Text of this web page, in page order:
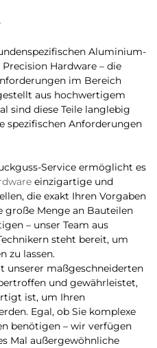
Aluminium-
Hardware – die
im Bereich
aus hochwertigem
sind diese Teile langlebig
spezifischen Anforderungen
Service ermöglicht es
einzigartige und
die exakt Ihren Vorgaben
große Menge an Bauteilen
– unser Team aus
steht bereit, um
zu lassen.
unserer maßgeschneiderten
und gewährleistet,
ist, um Ihren
Egal, ob Sie komplexe
benötigen – wir verfügen
Mal außergewöhnliche